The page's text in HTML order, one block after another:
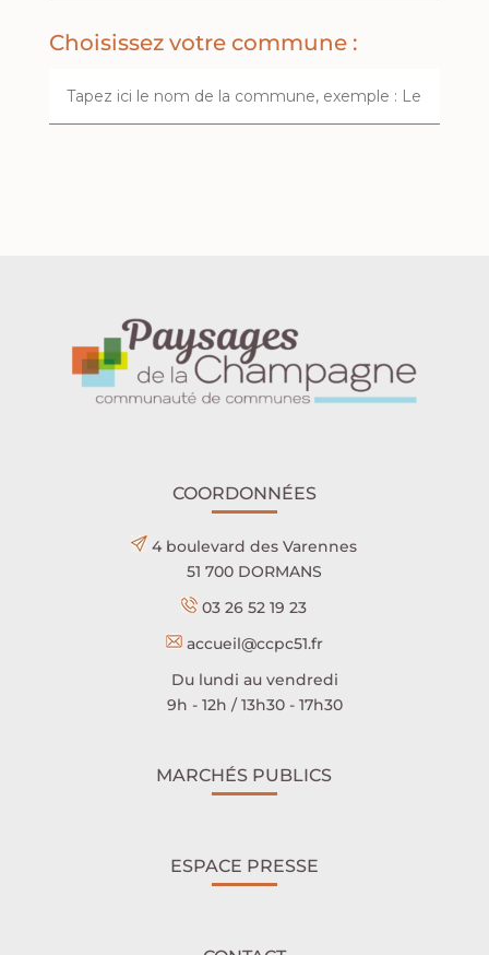
Choisissez votre commune :
COORDONNÉES
4 boulevard des Varennes
51 700 DORMANS
03 26 52 19 23
accueil@ccpc51.fr
Du lundi au vendredi
9h - 12h / 13h30 - 17h30
MARCHÉS PUBLICS
ESPACE PRESSE